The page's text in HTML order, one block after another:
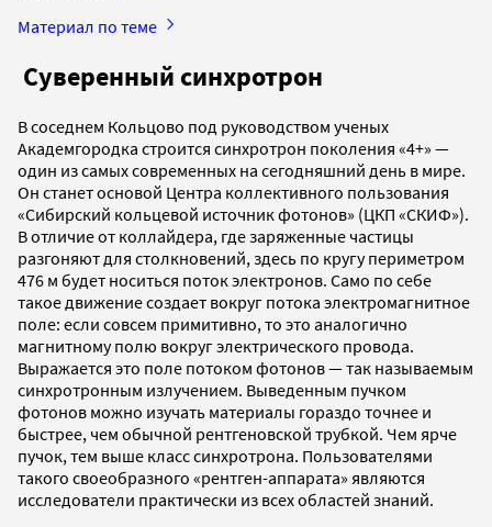
Материал по теме
Суверенный синхротрон
В соседнем Кольцово под руководством ученых
Академгородка строится синхротрон поколения «4+» —
один из самых современных на сегодняшний день в мире.
Он станет основой Центра коллективного пользования
«Сибирский кольцевой источник фотонов» (ЦКП «СКИФ»).
В отличие от коллайдера, где заряженные частицы
разгоняют для столкновений, здесь по кругу периметром
476 м будет носиться поток электронов. Само по себе
такое движение создает вокруг потока электромагнитное
поле: если совсем примитивно, то это аналогично
магнитному полю вокруг электрического провода.
Выражается это поле потоком фотонов — так называемым
синхротронным излучением. Выведенным пучком
фотонов можно изучать материалы гораздо точнее и
быстрее, чем обычной рентгеновской трубкой. Чем ярче
пучок, тем выше класс синхротрона. Пользователями
такого своеобразного «рентген-аппарата» являются
исследователи практически из всех областей знаний.